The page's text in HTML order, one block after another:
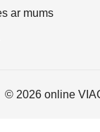
ar mums
© 2026 online